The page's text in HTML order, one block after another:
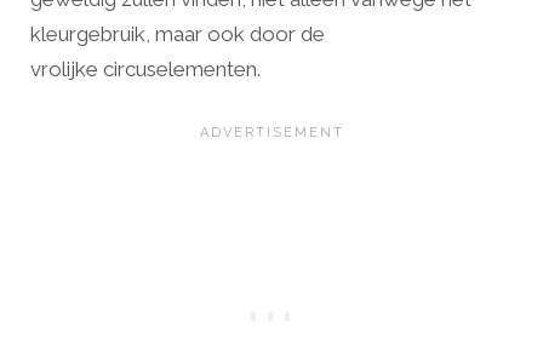
kleurgebruik, maar ook door de
vrolijke circuselementen.